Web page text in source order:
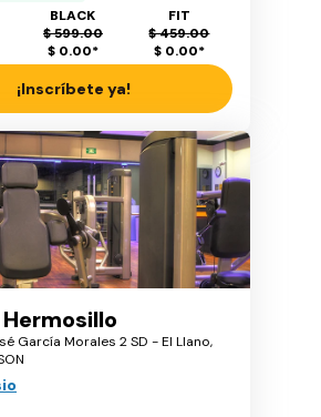
BLACK
$ 599.00
$ 0.00*
FIT
$ 459.00
$ 0.00*
¡Inscríbete ya!
García Morales 2 SD - El Llano,